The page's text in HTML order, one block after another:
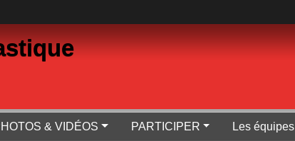
& VIDÉOS PARTICIPER Les équipes